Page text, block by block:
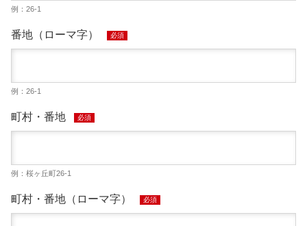
例：26-1
番地（ローマ字） 必須
例：26-1
町村・番地 必須
例：桜ヶ丘町26-1
町村・番地（ローマ字） 必須